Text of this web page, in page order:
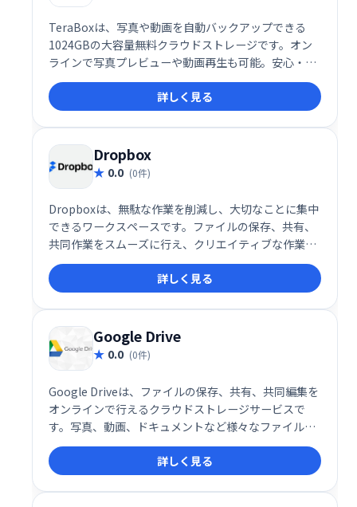
TeraBoxは、写真や動画を自動バックアップできる
1024GBの大容量無料クラウドストレージです。オン
ラインで写真プレビューや動画再生も可能。安心・安
全に大切なデータを保存・管理できます。登録も簡単
で、すぐに使い始められます。
詳しく見る
Dropbox
0.0 (0件)
Dropboxは、無駄な作業を削減し、大切なことに集中
できるワークスペースです。ファイルの保存、共有、
共同作業をスムーズに行え、クリエイティブな作業に
集中できます。ログインして、より効率的なワークフ
ローを実現しましょう。詳しく見る
Google Drive
0.0 (0件)
Google Driveは、ファイルの保存、共有、共同編集を
オンラインで行えるクラウドストレージサービスで
す。写真、動画、ドキュメントなど様々なファイルを
安全に保管し、PCやスマホなど複数のデバイスからア
クセス可能です。チームでの共同作業もスムーズに行
え、ビジネスから個人利用まで幅広く活用できます。
詳しく見る